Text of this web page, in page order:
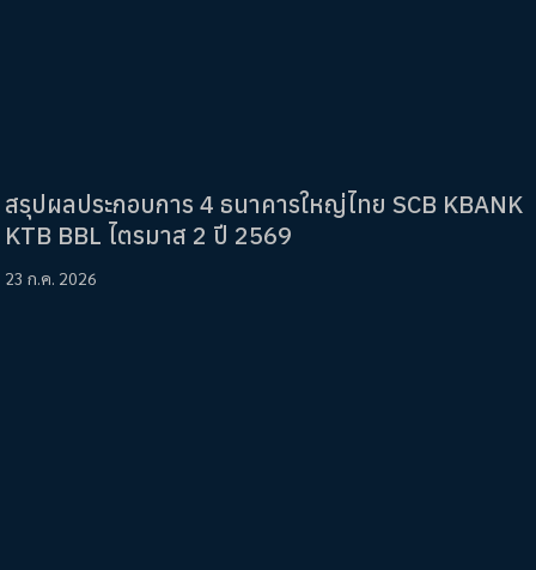
สรุปผลประกอบการ 4 ธนาคารใหญ่ไทย SCB KBANK
KTB BBL ไตรมาส 2 ปี 2569
23 ก.ค. 2026